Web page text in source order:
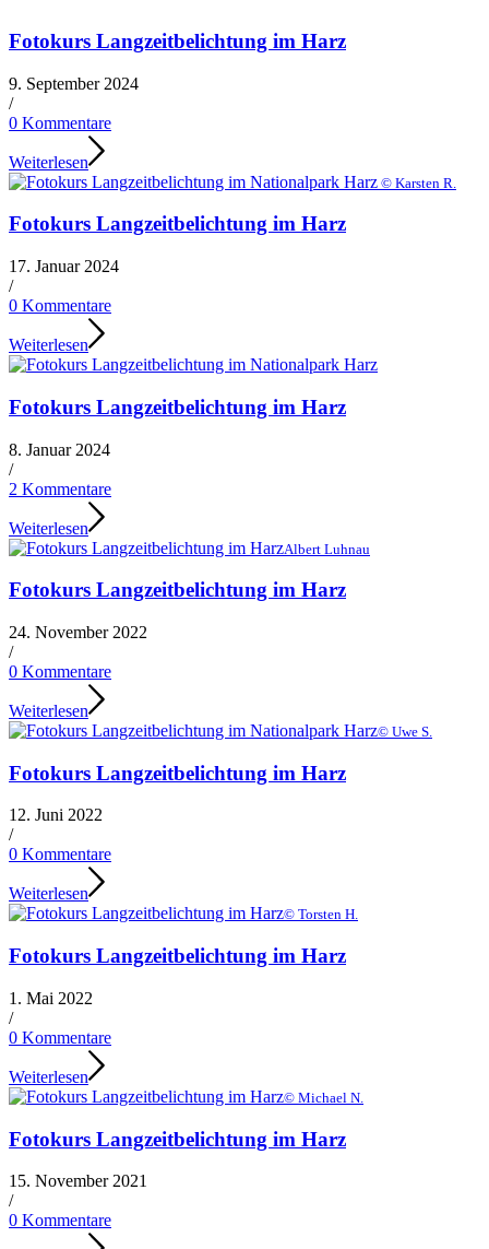
Fotokurs Langzeitbelichtung im Harz
9. September 2024
/
0 Kommentare
Weiterlesen
© Karsten R.
Fotokurs Langzeitbelichtung im Harz
17. Januar 2024
/
0 Kommentare
Weiterlesen
Fotokurs Langzeitbelichtung im Harz
8. Januar 2024
/
2 Kommentare
Weiterlesen
Albert Luhnau
Fotokurs Langzeitbelichtung im Harz
24. November 2022
/
0 Kommentare
Weiterlesen
© Uwe S.
Fotokurs Langzeitbelichtung im Harz
12. Juni 2022
/
0 Kommentare
Weiterlesen
© Torsten H.
Fotokurs Langzeitbelichtung im Harz
1. Mai 2022
/
0 Kommentare
Weiterlesen
© Michael N.
Fotokurs Langzeitbelichtung im Harz
15. November 2021
/
0 Kommentare